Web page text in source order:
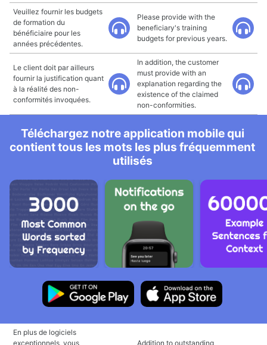
Veuillez fournir les budgets
de formation du
bénéficiaire pour les
années précédentes.
Please provide with the
beneficiary's training
budgets for previous years.
Le client doit par ailleurs
fournir la justification quant
à la réalité des non-
conformités invoquées.
In addition, the customer
must provide with an
explanation regarding the
existence of the claimed
non-conformities.
Téléchargez notre application mobile qui
contient tous les mots les plus fréquemment
utilisés
En plus de logiciels
exceptionnels, vous
Addition to outstanding